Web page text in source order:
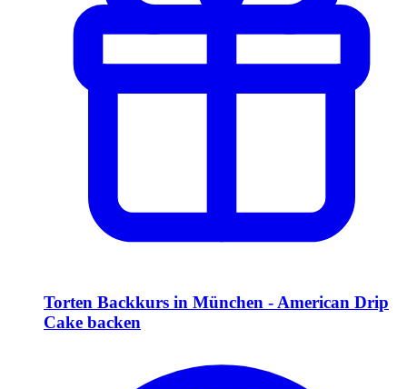
Torten Backkurs in München - American Drip
Cake backen